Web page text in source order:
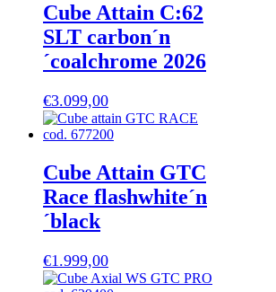
Cube Attain C:62
SLT carbon´n
´coalchrome 2026
€3.099,00
Cube Attain GTC
Race flashwhite´n
´black
€1.999,00